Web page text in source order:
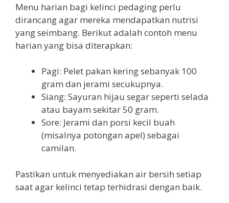
Menu harian bagi kelinci pedaging perlu
dirancang agar mereka mendapatkan nutrisi
yang seimbang. Berikut adalah contoh menu
harian yang bisa diterapkan:
Pagi: Pelet pakan kering sebanyak 100
gram dan jerami secukupnya.
Siang: Sayuran hijau segar seperti selada
atau bayam sekitar 50 gram.
Sore: Jerami dan porsi kecil buah
(misalnya potongan apel) sebagai
camilan.
Pastikan untuk menyediakan air bersih setiap
saat agar kelinci tetap terhidrasi dengan baik.